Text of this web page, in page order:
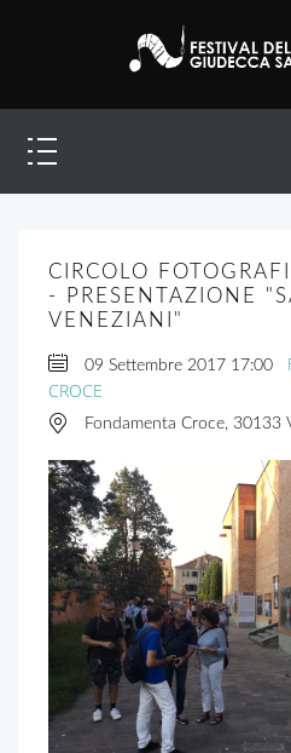
CIRCOLO
- PRESENTAZIONE
VENEZIANI"
09 Settembre 2017 17:00
CROCE
Fondamenta Croce, 30133